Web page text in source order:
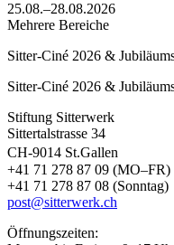
25.08.–28.08.2026
Mehrere Bereiche
Sitter-Ciné 2026 &
Sitter-Ciné 2026 &
Stiftung Sitterwerk
Sittertalstrasse 34
CH-9014 St.Gallen
+41 71 278 87 09 (MO–FR)
+41 71 278 87 08 (Sonntag)
post@sitterwerk.ch
Öffnungszeiten: